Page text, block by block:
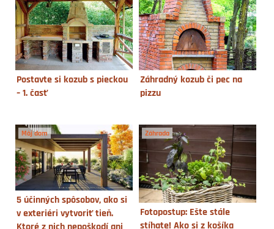
Postavte si kozub s pieckou
– 1. časť
Záhradný kozub či pec na
pizzu
Môj dom
5 účinných spôsobov, ako si
v exteriéri vytvoriť tieň.
Záhrada
Fotopostup: Ešte stále
stíhate! Ako si z košíka